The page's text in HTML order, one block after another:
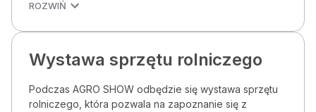
ROZWIŃ
Wystawa sprzętu rolniczego
Podczas AGRO SHOW odbędzie się wystawa sprzętu
rolniczego, która pozwala na zapoznanie się z